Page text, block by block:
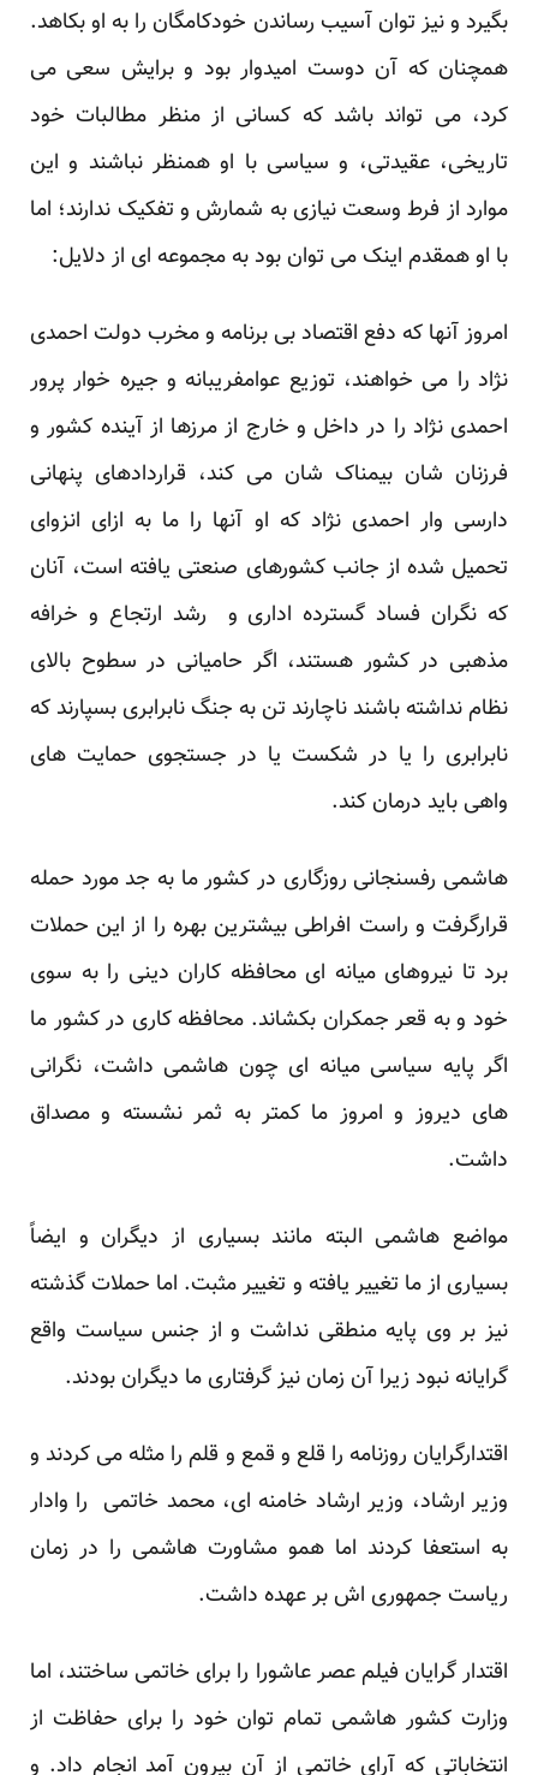
بگیرد و نیز توان آسیب رساندن خودکامگان را به او بکاهد.
همچنان که آن دوست امیدوار بود و برایش سعی می
کرد، می تواند باشد که کسانی از منظر مطالبات خود
تاریخی، عقیدتی، و سیاسی با او همنظر نباشند و این
موارد از فرط وسعت نیازی به شمارش و تفکیک ندارند؛ اما
با او همقدم اینک می توان بود به مجموعه ای از دلایل:
امروز آنها که دفع اقتصاد بی برنامه و مخرب دولت احمدی
نژاد را می خواهند، توزیع عوامفریبانه و جیره خوار پرور
احمدی نژاد را در داخل و خارج از مرزها از آینده کشور و
فرزنان شان بیمناک شان می کند، قراردادهای پنهانی
دارسی وار احمدی نژاد که او آنها را ما به ازای انزوای
تحمیل شده از جانب کشورهای صنعتی یافته است، آنان
که نگران فساد گسترده اداری و رشد ارتجاع و خرافه
مذهبی در کشور هستند، اگر حامیانی در سطوح بالای
نظام نداشته باشند ناچارند تن به جنگ نابرابری بسپارند که
نابرابری را یا در شکست یا در جستجوی حمایت های
واهی باید درمان کند.
هاشمی رفسنجانی روزگاری در کشور ما به جد مورد حمله
قرارگرفت و راست افراطی بیشترین بهره را از این حملات
برد تا نیروهای میانه ای محافظه کاران دینی را به سوی
خود و به قعر جمکران بکشاند. محافظه کاری در کشور ما
اگر پایه سیاسی میانه ای چون هاشمی داشت، نگرانی
های دیروز و امروز ما کمتر به ثمر نشسته و مصداق
داشت.
مواضع هاشمی البته مانند بسیاری از دیگران و ایضاً
بسیاری از ما تغییر یافته و تغییر مثبت. اما حملات گذشته
نیز بر وی پایه منطقی نداشت و از جنس سیاست واقع
گرایانه نبود زیرا آن زمان نیز گرفتاری ما دیگران بودند.
اقتدارگرایان روزنامه را قلع و قمع و قلم را مثله می کردند و
وزیر ارشاد، وزیر ارشاد خامنه ای، محمد خاتمی را وادار
به استعفا کردند اما همو مشاورت هاشمی را در زمان
ریاست جمهوری اش بر عهده داشت.
اقتدار گرایان فیلم عصر عاشورا را برای خاتمی ساختند، اما
وزارت کشور هاشمی تمام توان خود را برای حفاظت از
انتخاباتی که آرای خاتمی از آن بیرون آمد انجام داد. و